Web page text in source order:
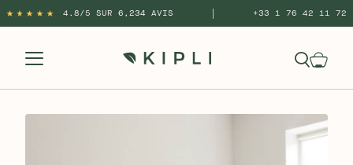
4.8/5 SUR 6,234 AVIS +33 1 76 42 11 72